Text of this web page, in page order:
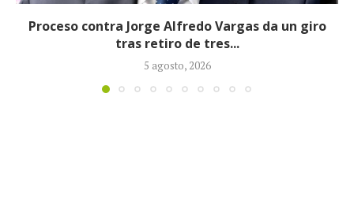
Fiscalía imputó cargos contra alias ‘Calarcá’ como
persona ausente por múltiples delitos
4 agosto, 2026